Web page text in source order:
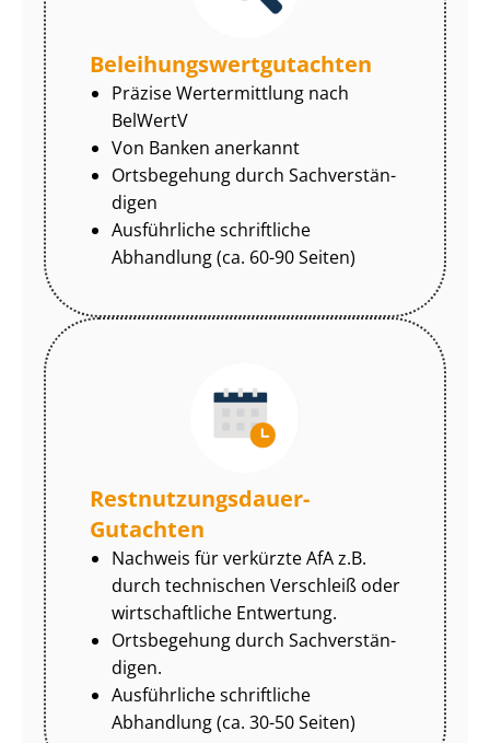
Be­lei­hungs­wert­gut­ach­ten
Präzise Wertermittlung nach
BelWertV
Von Banken anerkannt
Ortsbegehung durch Sach­ver­stän­
di­gen
Ausführliche schriftliche
Abhandlung (ca. 60-90 Seiten)
Rest­nut­zungs­dau­er-
Gutachten
Nachweis für verkürzte AfA z.B.
durch technischen Verschleiß oder
wirtschaftliche Entwertung.
Ortsbegehung durch Sach­ver­stän­
di­gen.
Ausführliche schriftliche
Abhandlung (ca. 30-50 Seiten)